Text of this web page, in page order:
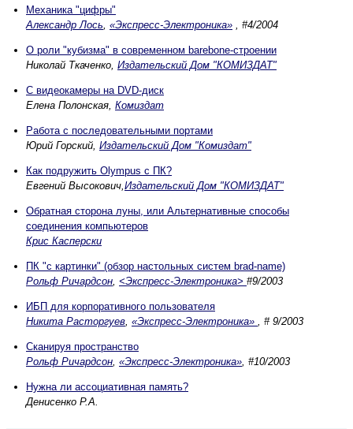
Механика "цифры"
Александр Лось, «Экспресс-Электроника» , #4/2004
О роли "кубизма" в современном barebone-строении
Николай Ткаченко, Издательский Дом "КОМИЗДАТ"
С видеокамеры на DVD-диск
Елена Полонская, Комиздат
Работа с последовательными портами
Юрий Горский, Издательский Дом "Комиздат"
Как подружить Olympus c ПК?
Евгений Высокович,Издательский Дом "КОМИЗДАТ"
Обратная сторона луны, или Альтернативные способы
соединения компьютеров
Крис Касперски
ПК "с картинки" (обзор настольных систем brad-name)
Рoльф Ричардсон, <Экспресс-Электроника> #9/2003
ИБП для корпоративного пользователя
Никита Расторгуев, «Экспресс-Электроника» , # 9/2003
Сканируя пространство
Рольф Ричардсон, «Экспресс-Электроника», #10/2003
Нужна ли ассоциативная память?
Денисенко Р.А.